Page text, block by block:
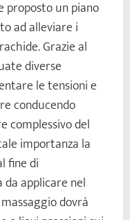
proposto un piano
ad alleviare i
Grazie al
diverse
le tensioni e
conducendo
complessivo del
importanza la
fine di
applicare nel
dovrà